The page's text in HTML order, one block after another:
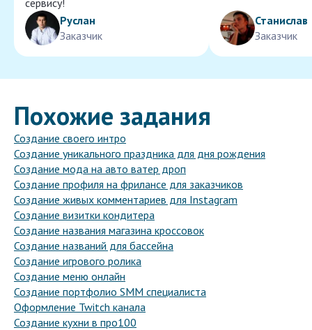
сервису!
Руслан
Заказчик
Станислав
Заказчик
Похожие задания
Создание своего интро
Создание уникального праздника для дня рождения
Создание мода на авто ватер дроп
Создание профиля на фрилансе для заказчиков
Создание живых комментариев для Instagram
Создание визитки кондитера
Создание названия магазина кроссовок
Создание названий для бассейна
Создание игрового ролика
Создание меню онлайн
Создание портфолио SMM специалиста
Оформление Twitch канала
Создание кухни в про100